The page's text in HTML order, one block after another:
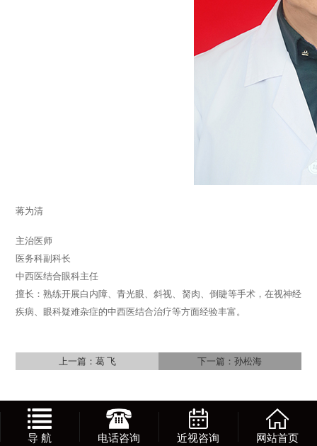
蒋为清
主治医师
医务科副科长
中西医结合眼科主任
擅长：熟练开展白内障、青光眼、斜视、胬肉、倒睫等手术，在视神经
疾病、眼科疑难杂症的中西医结合治疗等方面经验丰富。
上一篇： 葛 飞 下一篇：孙松海
导 航 电话咨询 近视咨询 网站首页